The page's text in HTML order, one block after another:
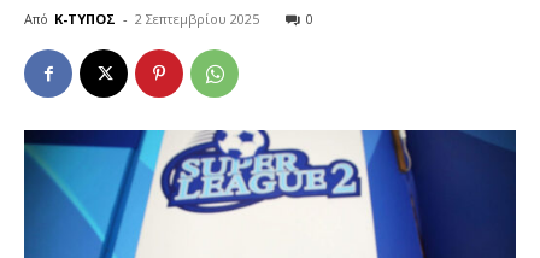
Από Κ-ΤΥΠΟΣ - 2 Σεπτεμβρίου 2025 0